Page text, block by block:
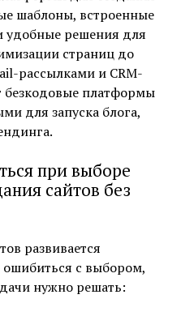
шаблоны, встроенные
удобные решения для
страниц до
рассылками и CRM-
безкодовые платформы
для запуска блога,
при выборе
сайтов без
развивается
ошибиться с выбором,
нужно решать: